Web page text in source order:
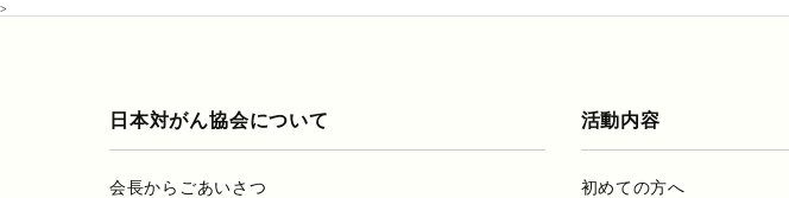
>
日本対がん協会について
会長からごあいさつ
活動内容
初めての方へ